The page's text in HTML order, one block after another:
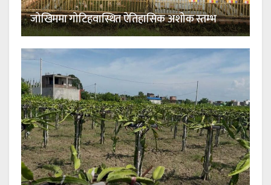
जोखिममा गोटिहवास्थित ऐतिहासिक अशोक स्तम्भ